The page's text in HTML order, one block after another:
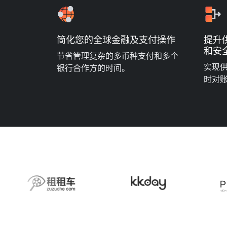
简化您的全球金融及支付操作
节省管理复杂的多币种支付和多个
银行合作方的时间。
提升
和安
实现
时对